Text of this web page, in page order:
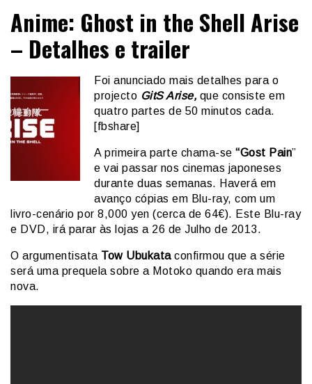
Anime: Ghost in the Shell Arise
– Detalhes e trailer
Foi anunciado mais detalhes para o
projecto GitS Arise, que consiste em
quatro partes de 50 minutos cada.
[fbshare]
A primeira parte chama-se “Gost Pain”
e vai passar nos cinemas japoneses
durante duas semanas. Haverá em
avanço cópias em Blu-ray, com um
livro-cenário por 8,000 yen (cerca de 64€). Este Blu-ray
e DVD, irá parar às lojas a 26 de Julho de 2013.
O argumentisata Tow Ubukataconfirmou que a série
será uma prequela sobre a Motoko quando era mais
nova.